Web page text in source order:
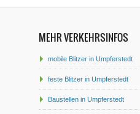
MEHR VERKEHRSINFOS
mobile Blitzer in Umpferstedt
feste Blitzer in Umpferstedt
Baustellen in Umpferstedt